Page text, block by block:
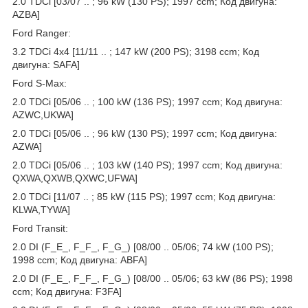
AZBA]
Ford Ranger:
3.2 TDCi 4x4 [11/11 .. ; 147 kW (200 PS); 3198 ccm; Код
двигуна: SAFA]
Ford S-Max:
2.0 TDCi [05/06 .. ; 100 kW (136 PS); 1997 ccm; Код двигуна:
AZWC,UKWA]
2.0 TDCi [05/06 .. ; 96 kW (130 PS); 1997 ccm; Код двигуна:
AZWA]
2.0 TDCi [05/06 .. ; 103 kW (140 PS); 1997 ccm; Код двигуна:
QXWA,QXWB,QXWC,UFWA]
2.0 TDCi [11/07 .. ; 85 kW (115 PS); 1997 ccm; Код двигуна:
KLWA,TYWA]
Ford Transit:
2.0 DI (F_E_, F_F_, F_G_) [08/00 .. 05/06; 74 kW (100 PS);
1998 ccm; Код двигуна: ABFA]
2.0 DI (F_E_, F_F_, F_G_) [08/00 .. 05/06; 63 kW (86 PS); 1998
ccm; Код двигуна: F3FA]